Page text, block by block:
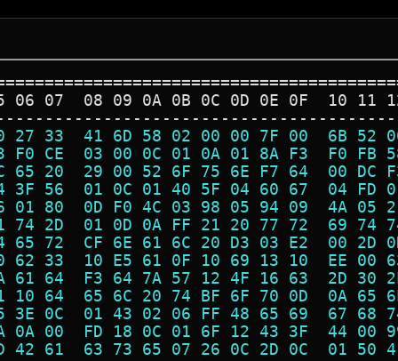
06 07  08 09 0A 0B 0C 0D 0E 0F  10 11
27 33  41 6D 58 02 00 00 7F 00  6B
F0 CE  03 00 0C 01 0A 01 8A F3  F0
65 20  29 00 52 6F 75 6E F7 64  00
3F 56  01 0C 01 40 5F 04 60 67  04
01 80  0D F0 4C 03 98 05 94 09  4A
74 2D  01 0D 0A FF 21 20 77 72  69
65 72  CF 6E 61 6C 20 D3 03 E2  00
62 33  10 E5 61 0F 10 69 13 10  EE
61 64  F3 64 7A 57 12 4F 16 63  2D
10 64  65 6C 20 74 BF 6F 70 0D  0A
3E 0C  01 43 02 06 FF 48 65 69  67
0A 00  FD 18 0C 01 6F 12 43 3F  44
00 0D 42 61  63 73